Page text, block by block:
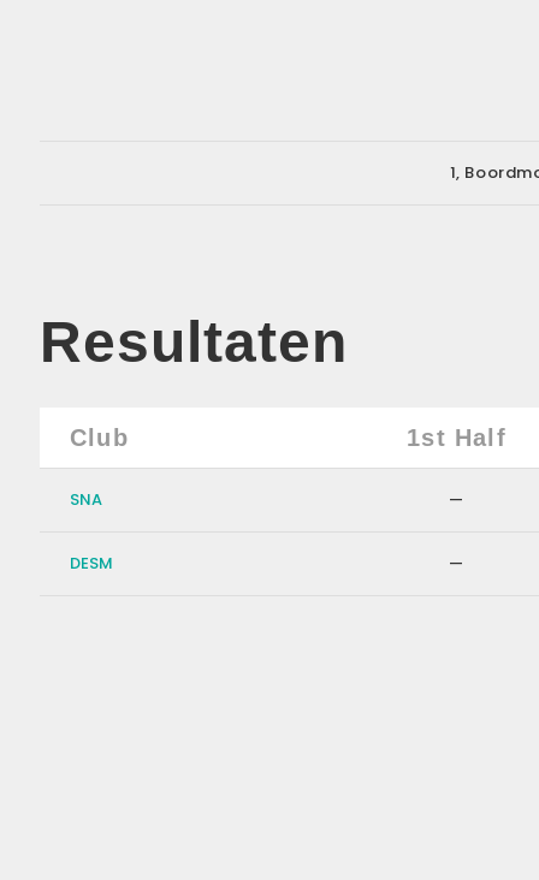
1,
Resultaten
Club 1st Half
SNA —
DESM —